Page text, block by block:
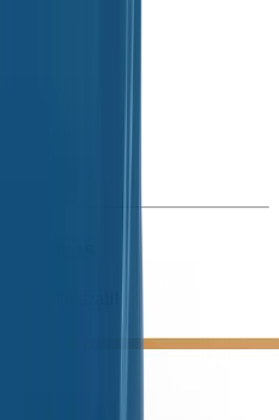
nás
to nedokázali!